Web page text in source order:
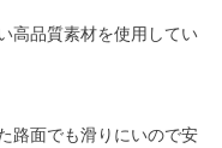
高品質素材を使用してい
路面でも滑りにいので安